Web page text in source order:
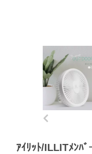
ｱｲﾘｯﾄ/ILLITﾒﾝﾊ